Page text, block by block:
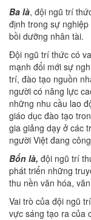
Ba là, đội ngũ trí
định trong sự
bồi dưỡng nhân tài.
Đội ngũ trí thức có
mạnh đổi mới sự
trí, đào tạo nguồn
người có năng lực
những nhu cầu lao
giáo dục đào tạo
gia giảng dạy ở các
người Việt đang
Bốn là, đội ngũ trí
phát triển những
thu nền văn hóa,
Vai trò của đội ngũ
vực sáng tạo ra của